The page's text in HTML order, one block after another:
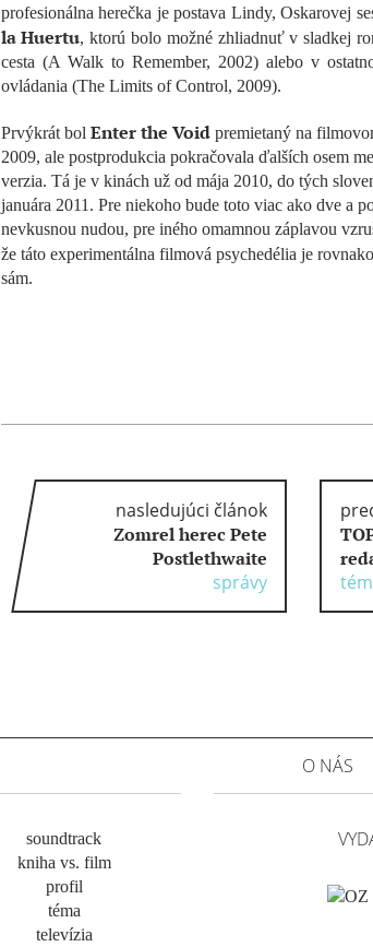
profesionálna herečka je postava Lindy, Oskarovej
la Huertu, ktorú bolo možné zhliadnuť v sladkej
cesta (A Walk to Remember, 2002) alebo v
ovládania (The Limits of Control, 2009).
Prvýkrát bol Enter the Voidpremietaný na
2009, ale postprodukcia pokračovala ďalších osem
verzia. Tá je v kinách už od mája 2010, do tých
januára 2011. Pre niekoho bude toto viac ako dve a
nevkusnou nudou, pre iného omamnou záplavou
že táto experimentálna filmová psychedélia je
sám.
nasledujúci článok
Zomrel herec Pete
Postlethwaite
správy
O NÁS
soundtrack
kniha vs. film
profil
téma
televízia